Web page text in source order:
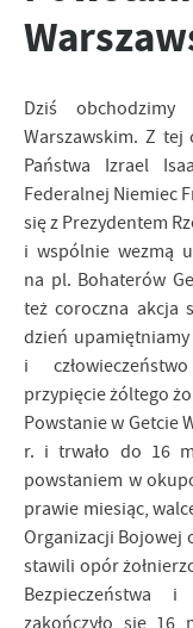
Dziś
Warszawskim. Z tej
Państwa Izrael
Federalnej Niemiec
się z Prezydentem
i wspólnie wezmą
na pl. Bohaterów
też coroczna akcja
dzień
i
przypięcie żóltego
Powstanie w Getcie
r. i trwało do 16
powstaniem w
prawie miesiąc,
Organizacji Bojowej
stawili opór
Bezpieczeństwa
zakończyło się 16
personalizację
treści.
korzystania z
jej do Twoich
funkcjonalne i
dostępność większej
Analityczne
Analityczne pliki
dostosowywać do
Cookies analityczne
wykorzystywania
z jaką odwiedzane są
ocenę naszych
popularności wśród
przetwarzane w
analityczne pliki
funkcjonalności.
Więcej
Reklamowe
Dzięki reklamowym
informacje i
Promocyjne pliki
komunikatów na
zwyczajów
promocyjne mogą
firm będących
Firmy te działają w
treści w postaci
społecznościowych.
Więcej